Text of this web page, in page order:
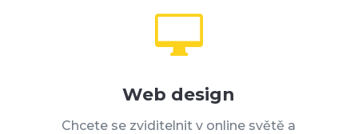

Web design
Chcete se zviditelnit v online světě a